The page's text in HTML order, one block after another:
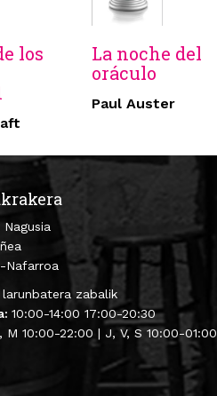
los
La noche del
oráculo
Paul Auster
Nafarroa
zabalik
10:00-14:00 17:00-20:30
M 10:00-22:00 | J, V, S 10:00-01:00